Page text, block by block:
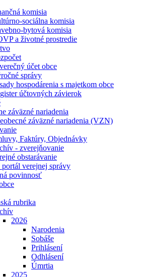
komisia
sociálna komisia
bytová komisia
a životné prostredie
účet obce
správy
hospodárenia s majetkom obce
účtovných závierok
záväzné nariadenia
záväzné nariadenia (VZN)
Faktúry, Objednávky
- zverejňovanie
obstarávanie
verejnej správy
povinnosť
rubrika
2026
Narodenia
Sobáše
Prihlásení
Odhlásení
Úmrtia
2025